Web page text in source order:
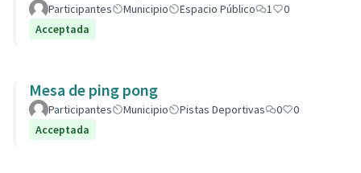
Participantes Municipio Espacio Público 1
0
Acceptada
Mesa de ping pong
Participantes Municipio Pistas Deportivas 0
0
Acceptada